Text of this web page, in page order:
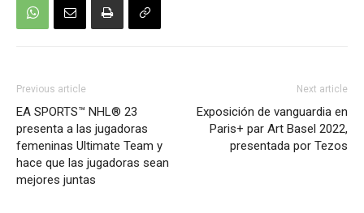
Previous article
EA SPORTS™ NHL® 23
presenta a las jugadoras
femeninas Ultimate Team y
hace que las jugadoras sean
mejores juntas
Next article
Exposición de vanguardia en
Paris+ par Art Basel 2022,
presentada por Tezos